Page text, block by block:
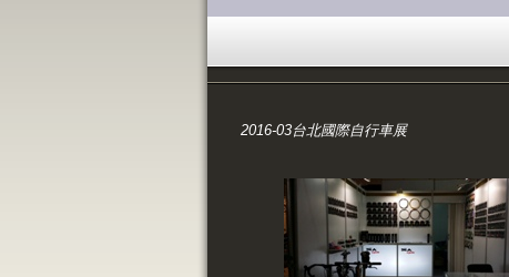
2016-03台北國際自行車展